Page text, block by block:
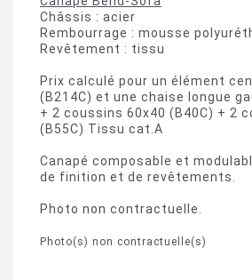
Châssis : acier
Rembourrage : mousse
Revêtement : tissu
Prix calculé pour un élément
(B214C) et une chaise longue
+ 2 coussins 60x40 (B40C) + 2
(B55C) Tissu cat.A
Canapé composable et
de finition et de revêtements.
Photo non contractuelle.
Photo(s) non contractuelle(s)